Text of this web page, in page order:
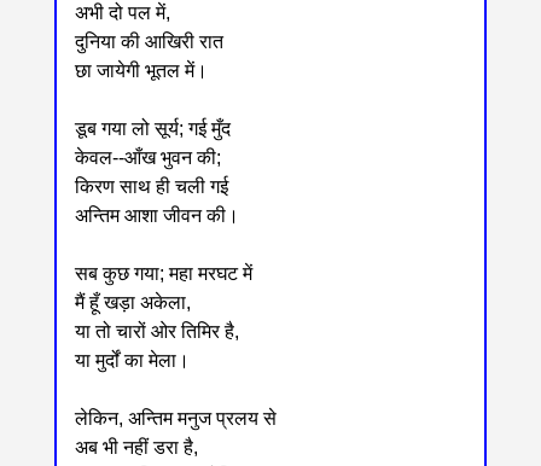
अभी दो पल में,
दुनिया की आखिरी रात
छा जायेगी भूतल में।
डूब गया लो सूर्य; गई मुँद
केवल--आँख भुवन की;
किरण साथ ही चली गई
अन्तिम आशा जीवन की।
सब कुछ गया; महा मरघट में
मैं हूँ खड़ा अकेला,
या तो चारों ओर तिमिर है,
या मुर्दों का मेला।
लेकिन, अन्तिम मनुज प्रलय से
अब भी नहीं डरा है,